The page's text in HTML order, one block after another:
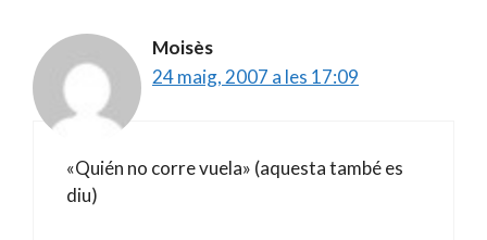
Moisès
24 maig, 2007 a les 17:09
«Quién no corre vuela» (aquesta també es
diu)